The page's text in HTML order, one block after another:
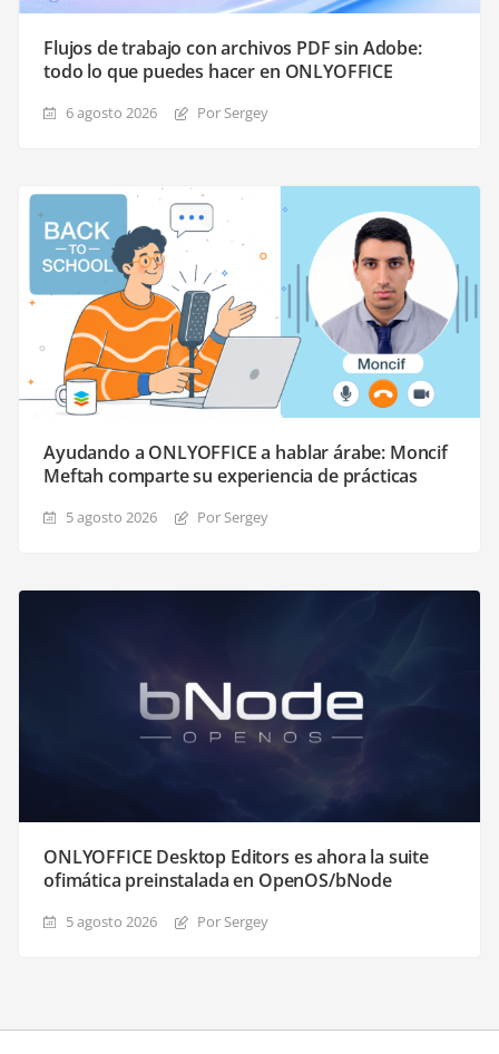
Flujos de trabajo con archivos PDF sin Adobe:
todo lo que puedes hacer en ONLYOFFICE
6 agosto 2026 Por Sergey
Ayudando a ONLYOFFICE a hablar árabe: Moncif
Meftah comparte su experiencia de prácticas
5 agosto 2026 Por Sergey
ONLYOFFICE Desktop Editors es ahora la suite
ofimática preinstalada en OpenOS/bNode
5 agosto 2026 Por Sergey